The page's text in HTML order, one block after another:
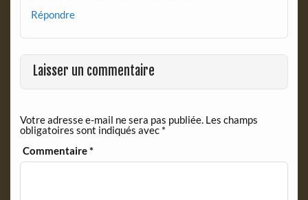
Répondre
Laisser un commentaire
Votre adresse e-mail ne sera pas publiée. Les champs
obligatoires sont indiqués avec *
Commentaire*